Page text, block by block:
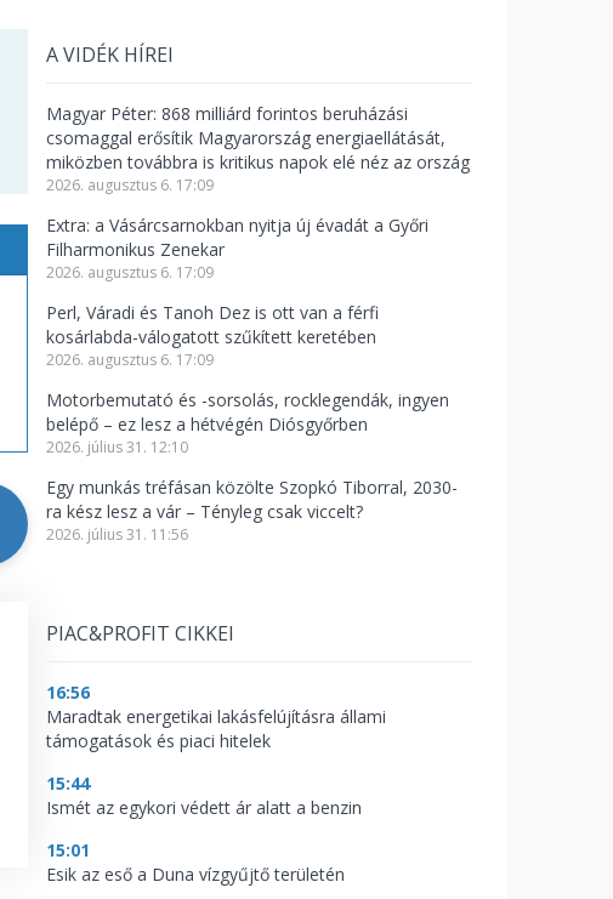
A VIDÉK HÍREI
Magyar Péter: 868 milliárd forintos beruházási
csomaggal erősítik Magyarország energiaellátását,
miközben továbbra is kritikus napok elé néz az ország
2026. augusztus 6. 17:09
Extra: a Vásárcsarnokban nyitja új évadát a Győri
Filharmonikus Zenekar
2026. augusztus 6. 17:09
Perl, Váradi és Tanoh Dez is ott van a férfi
kosárlabda-válogatott szűkített keretében
2026. augusztus 6. 17:09
Motorbemutató és -sorsolás, rocklegendák, ingyen
belépő – ez lesz a hétvégén Diósgyőrben
2026. július 31. 12:10
Egy munkás tréfásan közölte Szopkó Tiborral, 2030-
ra kész lesz a vár – Tényleg csak viccelt?
2026. július 31. 11:56
PIAC&PROFIT CIKKEI
16:56
Maradtak energetikai lakásfelújításra állami
támogatások és piaci hitelek
15:44
Ismét az egykori védett ár alatt a benzin
15:01
Esik az eső a Duna vízgyűjtő területén